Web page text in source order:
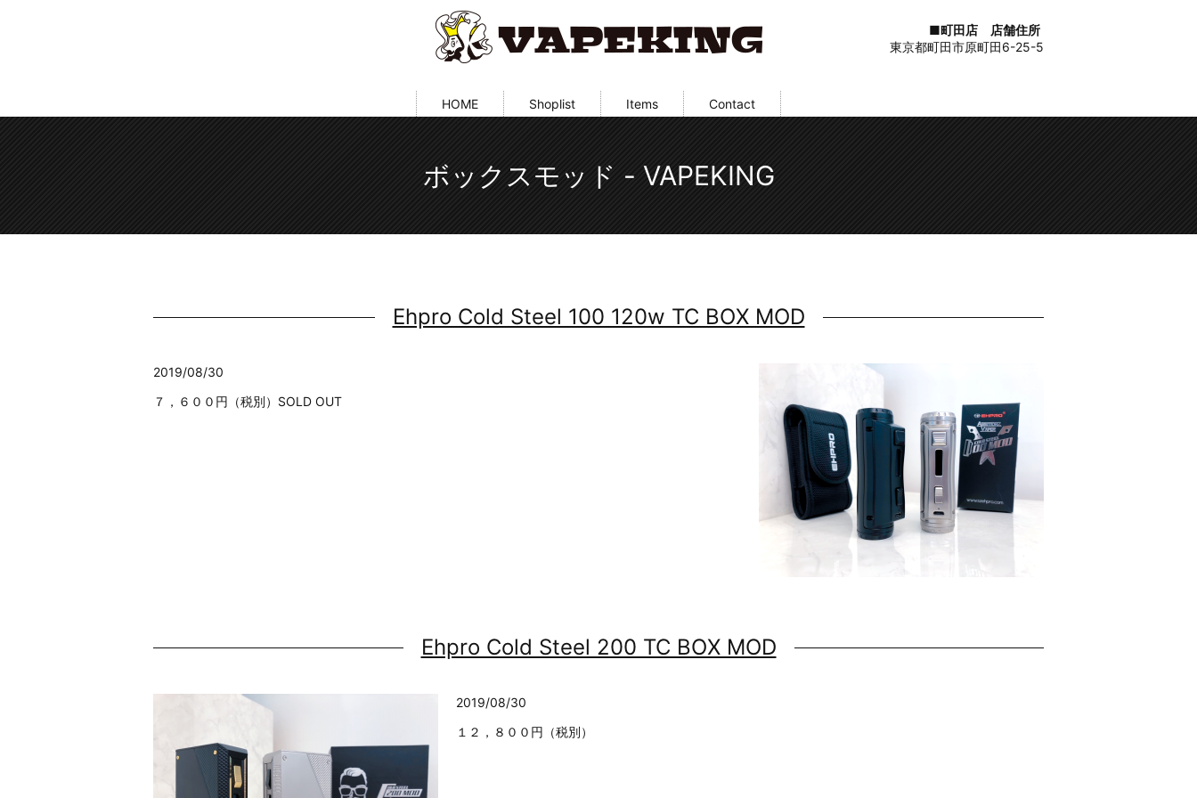
■町田店 店舗住所
東京都町田市原町田6-25-5
HOME Shoplist Items Contact
ボックスモッド - VAPEKING
Ehpro Cold Steel 100 120w TC BOX MOD
2019/08/30
７，６００円（税別）SOLD OUT
Ehpro Cold Steel 200 TC BOX MOD
2019/08/30
１２，８００円（税別）